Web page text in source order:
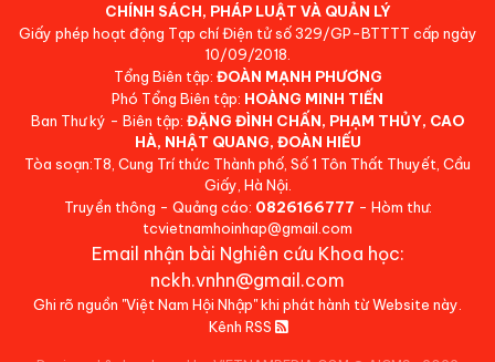
CHÍNH SÁCH, PHÁP LUẬT VÀ QUẢN LÝ
Giấy phép hoạt động Tạp chí Điện tử số 329/GP-BTTTT cấp ngày
10/09/2018.
Tổng Biên tập: ĐOÀN MẠNH PHƯƠNG
Phó Tổng Biên tập: HOÀNG MINH TIẾN
Ban Thư ký - Biên tập: ĐẶNG ĐÌNH CHẤN, PHẠM THỦY, CAO
HÀ, NHẬT QUANG, ĐOÀN HIẾU
Tòa soạn:T8, Cung Trí thức Thành phố, Số 1 Tôn Thất Thuyết, Cầu
Giấy, Hà Nội.
Truyền thông - Quảng cáo: 0826166777 - Hòm thư:
tcvietnamhoinhap@gmail.com
Email nhận bài Nghiên cứu Khoa học:
nckh.vnhn@gmail.com
Ghi rõ nguồn "Việt Nam Hội Nhập" khi phát hành từ Website này.
Kênh RSS